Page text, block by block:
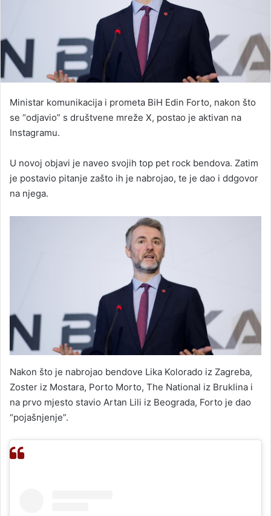
Ministar komunikacija i prometa BiH Edin Forto, nakon što
se “odjavio” s društvene mreže X, postao je aktivan na
Instagramu.
U novoj objavi je naveo svojih top pet rock bendova. Zatim
je postavio pitanje zašto ih je nabrojao, te je dao i ddgovor
na njega.
Nakon što je nabrojao bendove Lika Kolorado iz Zagreba,
Zoster iz Mostara, Porto Morto, The National iz Bruklina i
na prvo mjesto stavio Artan Lili iz Beograda, Forto je dao
“pojašnjenje”.